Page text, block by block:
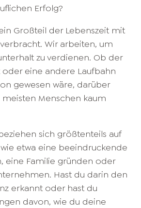
Erfolg?
Großteil der Lebenszeit mit
Wir arbeiten, um
zu verdienen. Ob der
eine andere Laufbahn
gewesen wäre, darüber
Menschen kaum
sich größtenteils auf
etwa eine beeindruckende
eine Familie gründen oder
Hast du darin den
erkannt oder hast du
davon, wie du deine